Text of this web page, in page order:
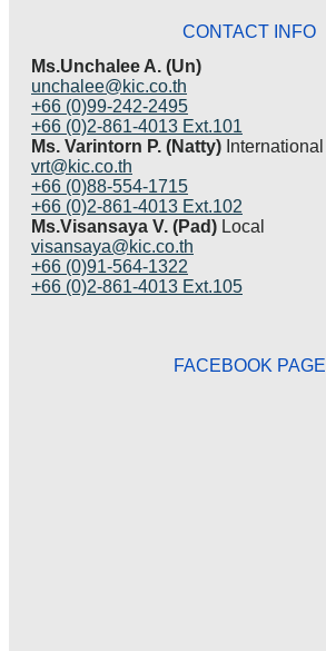
CONTACT INFO
Ms.Unchalee A. (Un)
unchalee@kic.co.th
+66 (0)99-242-2495
+66 (0)2-861-4013 Ext.101
Ms. Varintorn P. (Natty) International
vrt@kic.co.th
+66 (0)88-554-1715
+66 (0)2-861-4013 Ext.102
Ms.Visansaya V. (Pad) Local
visansaya@kic.co.th
+66 (0)91-564-1322
+66 (0)2-861-4013 Ext.105
FACEBOOK PAGE